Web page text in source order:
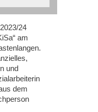
24
am
und
dem